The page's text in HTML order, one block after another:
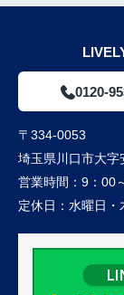
0120-
〒334-0053
埼玉県川口市大
営業時間： 9：00
定休日： 水曜日・